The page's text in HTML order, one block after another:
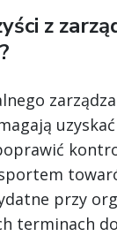
z
uzyskać
przy
terminach